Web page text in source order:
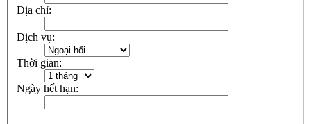
Địa chỉ:
Dịch vụ:
Thời gian:
Ngày hết hạn: